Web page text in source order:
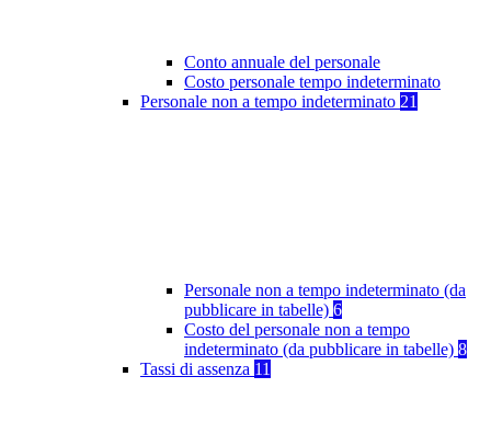
Conto annuale del personale
Costo personale tempo indeterminato
Personale non a tempo indeterminato 21
Personale non a tempo indeterminato (da
pubblicare in tabelle) 6
Costo del personale non a tempo
indeterminato (da pubblicare in tabelle) 8
Tassi di assenza 11